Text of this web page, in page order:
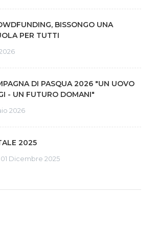
BISSONGO UNA
PER TUTTI
DI PASQUA 2026 "UN UOVO
- UN FUTURO DOMANI"
2026
2025
01 Dicembre 2025